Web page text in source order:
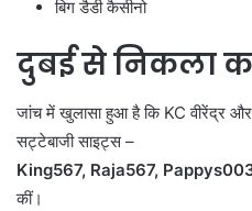
बिग डैडी कैसीनो
दुबई से निकला
जांच में खुलासा हुआ है कि KC वीरेंद्र
सट्टेबाजी साइट्स –
King567, Raja567,
कीं।